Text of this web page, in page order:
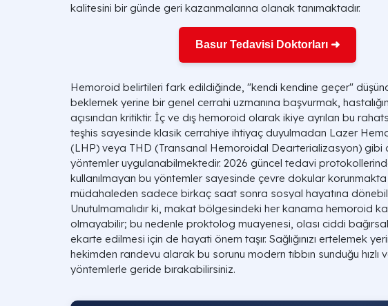
kalitesini bir günde geri kazanmalarına olanak tanımaktadır.
Basur Tedavisi Doktorları ➜
Hemoroid belirtileri fark edildiğinde, "kendi kendine geçer"
beklemek yerine bir genel cerrahi uzmanına başvurmak,
açısından kritiktir. İç ve dış hemoroid olarak ikiye ayrılan bu
teşhis sayesinde klasik cerrahiye ihtiyaç duyulmadan Lazer
(LHP) veya THD (Transanal Hemoroidal Dearterializasyon) gibi
yöntemler uygulanabilmektedir. 2026 güncel tedavi
kullanılmayan bu yöntemler sayesinde çevre dokular
müdahaleden sadece birkaç saat sonra sosyal hayatına
Unutulmamalıdır ki, makat bölgesindeki her kanama hemoroid
olmayabilir; bu nedenle proktolog muayenesi, olası ciddi bağırsak
ekarte edilmesi için de hayati önem taşır. Sağlığınızı ertelemek
hekimden randevu alarak bu sorunu modern tıbbın sunduğu hızlı
yöntemlerle geride bırakabilirsiniz.